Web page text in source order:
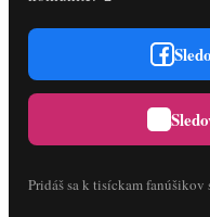
Pridáš sa k tisíckam fanúšikov